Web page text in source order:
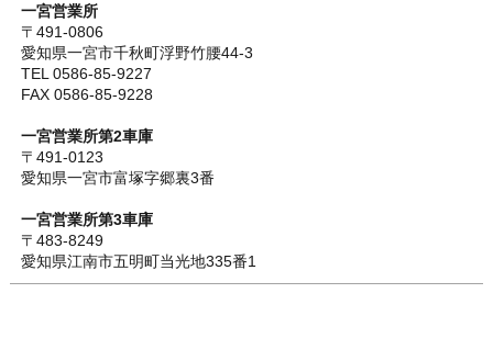
一宮営業所
〒491-0806
愛知県一宮市千秋町浮野竹腰44-3
TEL 0586-85-9227
FAX 0586-85-9228
一宮営業所第2車庫
〒491-0123
愛知県一宮市富塚字郷裏3番
一宮営業所第3車庫
〒483-8249
愛知県江南市五明町当光地335番1